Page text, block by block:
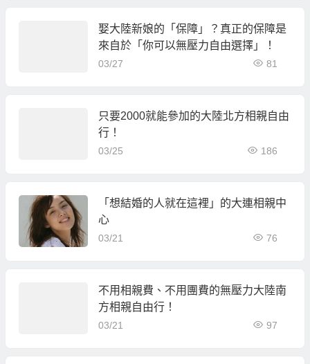
娶大陸新娘的「保障」？真正的保障是
來自於「你可以無壓力自由選擇」！
03/27 81
只要2000就能參加的大陸北方相親自由
行！
03/25 186
「想結婚的人就在這裡」的大連相親中
心
03/21 76
不用相親費、不用團費的無壓力大陸南
方相親自由行！
03/21 97